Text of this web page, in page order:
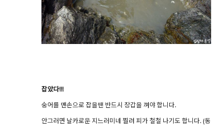
잡았다!!!
숭어를 맨손으로 잡을땐 반드시 장갑을 껴야 합니다.
안그러면 날카로운 지느러미네 찔려 피가 철철 나기도 합니다. (동